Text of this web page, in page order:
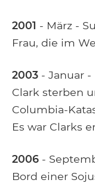
2001 - März -
Frau, die im
2003 - Januar -
Clark sterben
Columbia-
Es war Clarks
2006 -
Bord einer